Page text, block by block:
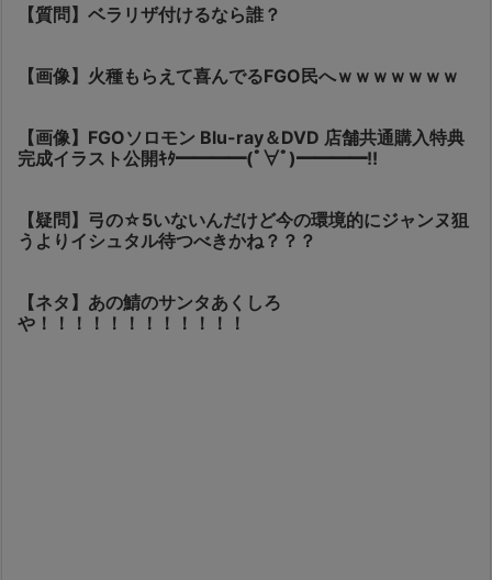
【質問】ベラリザ付けるなら誰？
【画像】火種もらえて喜んでるFGO民へｗｗｗｗｗｗｗ
【画像】FGOソロモン Blu-ray＆DVD 店舗共通購入特典
完成イラスト公開ｷﾀ━━━━(ﾟ∀ﾟ)━━━━!!
【疑問】弓の☆5いないんだけど今の環境的にジャンヌ狙
うよりイシュタル待つべきかね？？？
【ネタ】あの鯖のサンタあくしろ
や！！！！！！！！！！！！